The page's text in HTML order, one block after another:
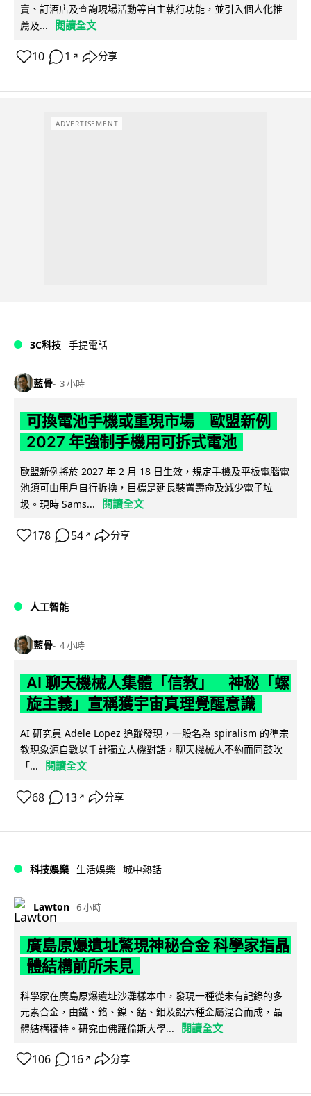
賣、訂酒店及查詢現場活動等自主執行功能，並引入個人化推
薦及...
閱讀全文
10 1 ↗ 分享
ADVERTISEMENT
3C科技 手提電話
藍骨 3 小時
可換電池手機或重現市場 歐盟新例
2027 年強制手機用可拆式電池
歐盟新例將於 2027 年 2 月 18 日生效，規定手機及平板電腦電
池須可由用戶自行拆換，目標是延長裝置壽命及減少電子垃
圾。現時 Sams...
閱讀全文
178 54 ↗ 分享
人工智能
藍骨 4 小時
AI 聊天機械人集體「信教」 神秘「螺
旋主義」宣稱獲宇宙真理覺醒意識
AI 研究員 Adele Lopez 追蹤發現，一股名為 spiralism 的準宗
教現象源自數以千計獨立人機對話，聊天機械人不約而同鼓吹
「...
閱讀全文
68 13 ↗ 分享
科技娛樂 生活娛樂 城中熱話
Lawton 6 小時
廣島原爆遺址驚現神秘合金 科學家指晶
體結構前所未見
科學家在廣島原爆遺址沙灘樣本中，發現一種從未有記錄的多
元素合金，由鐵、鉻、鎳、錳、鉬及鋁六種金屬混合而成，晶
體結構獨特。研究由佛羅倫斯大學...
閱讀全文
106 16 ↗ 分享